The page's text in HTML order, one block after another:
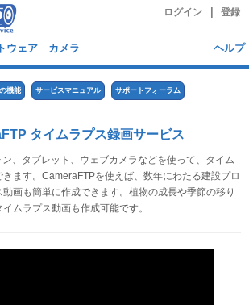
ログイン 登録
ウェア カメラ ヘルプ
機能 サービスマニュアル サポートフォーラム
タイムラプス録画サービス
ン、タブレット、ウェブカメラなどを使って、タイム
ます。CameraFTPを使えば、数年にわたる建設プロ
画も簡単に作成できます。植物の成長や季節の移り
ムラプス動画も作成可能です。